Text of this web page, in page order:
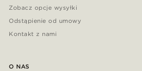
Zobacz opcje wysyłki
Odstąpienie od umowy
Kontakt z nami
O NAS